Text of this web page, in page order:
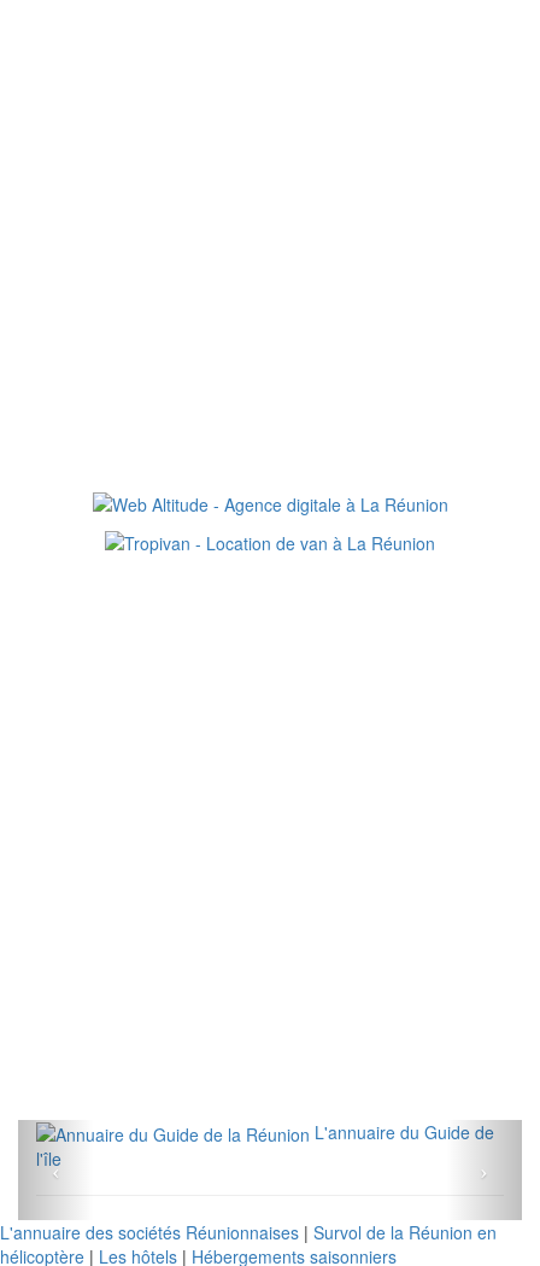
L'annuaire du Guide de
l'île
L'annuaire des sociétés Réunionnaises | Survol de la Réunion en
hélicoptère | Les hôtels | Hébergements saisonniers